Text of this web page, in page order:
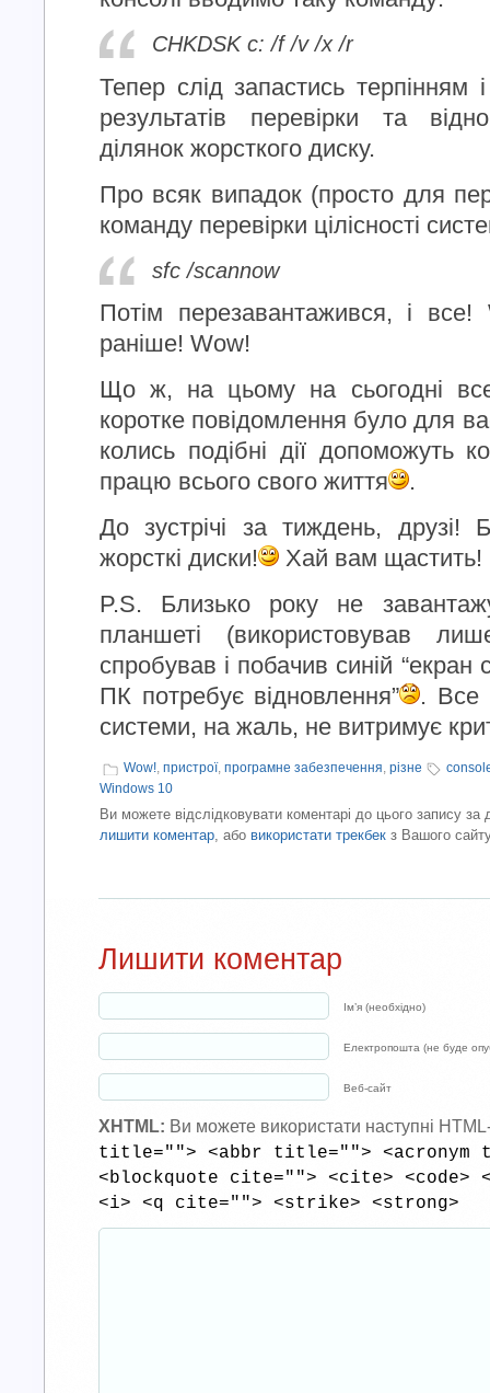
CHKDSK c: /f /v /x /r
Тепер слід запастись терпінням
результатів перевірки та
ділянок жорсткого диску.
Про всяк випадок (просто для
команду перевірки цілісності
sfc /scannow
Потім перезавантажився, і
раніше! Wow!
Що ж, на цьому на сьогодні
коротке повідомлення було для
колись подібні дії допоможуть
працю всього свого життя
.
До зустрічі за тиждень, друзі!
жорсткі диски!
Хай вам щастить!
P.S. Близько року не
планшеті (використовував
спробував і побачив синій “екран
ПК потребує відновлення”
. Все
системи, на жаль, не витримує
Wow!, пристрої, програмне забезпечення, різне
Windows 10
Ви можете відслідковувати коментарі до цього запису
лишити коментар, або використати трекбек з Вашого
Лишити коментар
Ім’я (необхідно)
Електропошта (не буде
Веб-сайт
XHTML: Ви можете використати наступні
title=""> <abbr title=""> <acronym
<blockquote cite=""> <cite> <code>
<i> <q cite=""> <strike> <strong>